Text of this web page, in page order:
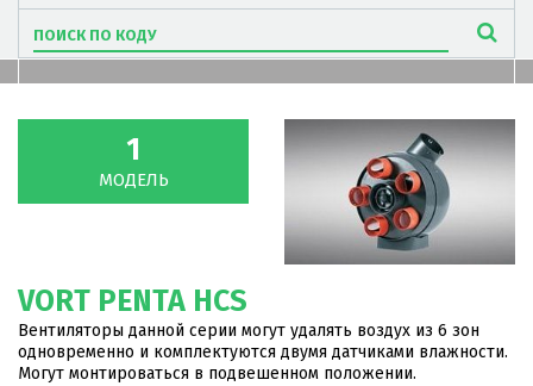
1
МОДЕЛЬ
VORT PENTA HCS
Вентиляторы данной серии могут удалять воздух из 6 зон
одновременно и комплектуются двумя датчиками влажности.
Могут монтироваться в подвешенном положении.